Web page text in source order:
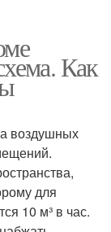
Как
воздушных
для
10 м³ в час.